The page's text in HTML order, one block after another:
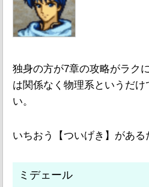
独身の方が7章の攻略がラク
は関係なく物理系というだ
い。
いちおう【ついげき】がある
ミデェール